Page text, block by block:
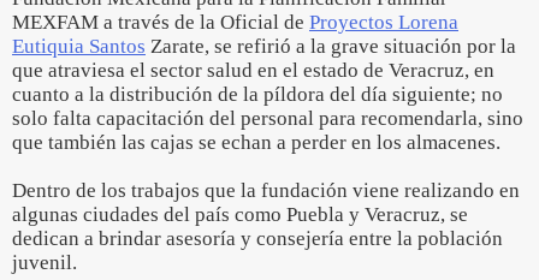
MEXFAM a través de la Oficial de Proyectos Lorena
Eutiquia Santos Zarate, se refirió a la grave situación por la
que atraviesa el sector salud en el estado de Veracruz, en
cuanto a la distribución de la píldora del día siguiente; no
solo falta capacitación del personal para recomendarla, sino
que también las cajas se echan a perder en los almacenes.
Dentro de los trabajos que la fundación viene realizando en
algunas ciudades del país como Puebla y Veracruz, se
dedican a brindar asesoría y consejería entre la población
juvenil.